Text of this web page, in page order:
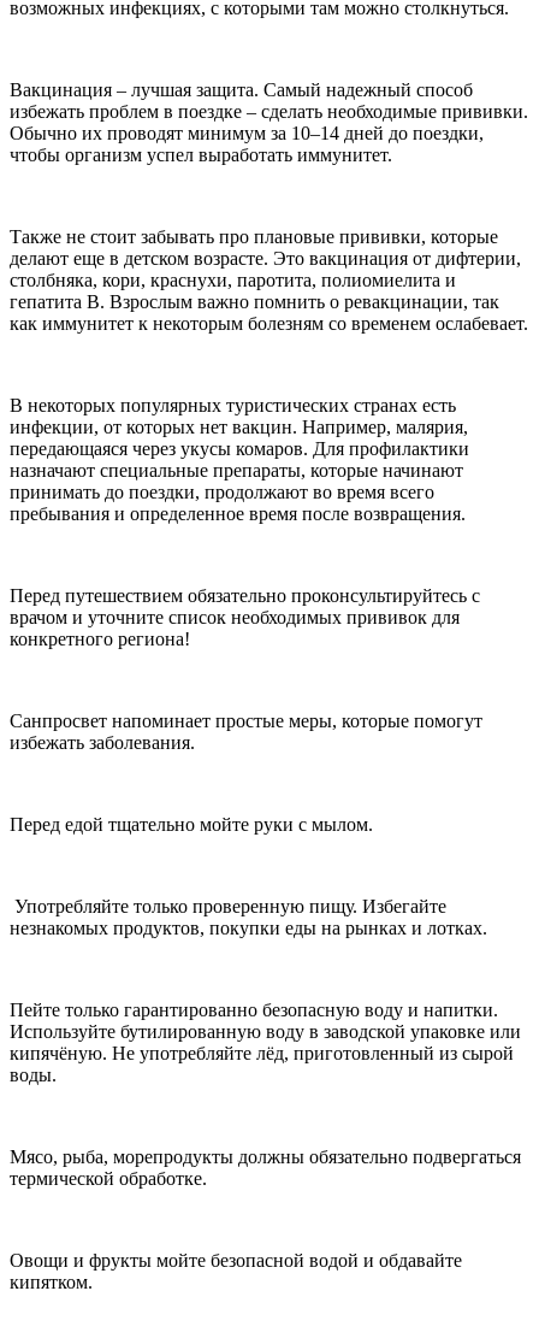
возможных инфекциях, с которыми там можно столкнуться.
Вакцинация – лучшая защита. Самый надежный способ
избежать проблем в поездке – сделать необходимые прививки.
Обычно их проводят минимум за 10–14 дней до поездки,
чтобы организм успел выработать иммунитет.
Также не стоит забывать про плановые прививки, которые
делают еще в детском возрасте. Это вакцинация от дифтерии,
столбняка, кори, краснухи, паротита, полиомиелита и
гепатита В. Взрослым важно помнить о ревакцинации, так
как иммунитет к некоторым болезням со временем ослабевает.
В некоторых популярных туристических странах есть
инфекции, от которых нет вакцин. Например, малярия,
передающаяся через укусы комаров. Для профилактики
назначают специальные препараты, которые начинают
принимать до поездки, продолжают во время всего
пребывания и определенное время после возвращения.
Перед путешествием обязательно проконсультируйтесь с
врачом и уточните список необходимых прививок для
конкретного региона!
Санпросвет напоминает простые меры, которые помогут
избежать заболевания.
Перед едой тщательно мойте руки с мылом.
Употребляйте только проверенную пищу. Избегайте
незнакомых продуктов, покупки еды на рынках и лотках.
Пейте только гарантированно безопасную воду и напитки.
Используйте бутилированную воду в заводской упаковке или
кипячёную. Не употребляйте лёд, приготовленный из сырой
воды.
Мясо, рыба, морепродукты должны обязательно подвергаться
термической обработке.
Овощи и фрукты мойте безопасной водой и обдавайте
кипятком.